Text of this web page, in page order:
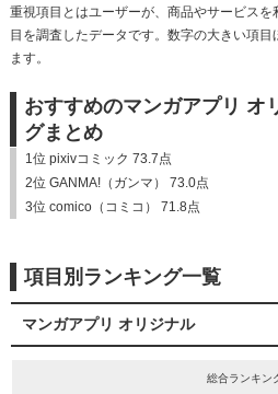
重視項目とはユーザーが、商品やサービス
目を調査したデータです。数字の大きい項
ます。
おすすめのマンガアプリ オ
グまとめ
1位 pixivコミック 73.7点
2位 GANMA!（ガンマ） 73.0点
3位 comico（コミコ） 71.8点
項目別ランキング一覧
マンガアプリ オリジナル
総合ランキン